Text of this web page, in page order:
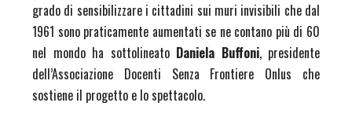
grado di sensibilizzare i cittadini sui muri invisibili che dal
1961 sono praticamente aumentati se ne contano più di 60
nel mondo ha sottolineato Daniela Buffoni, presidente
dell’Associazione Docenti Senza Frontiere Onlus che
sostiene il progetto e lo spettacolo.